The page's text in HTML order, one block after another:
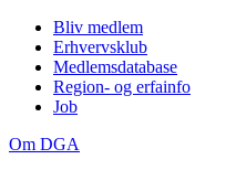
Bliv medlem
Erhvervsklub
Medlemsdatabase
Region- og erfainfo
Job
Om DGA